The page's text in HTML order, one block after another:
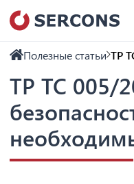
Полезные статьи ТР
ТР ТС 005/